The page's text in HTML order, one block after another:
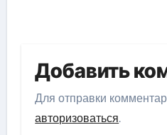
Добавить
Для отправки
авторизоваться.